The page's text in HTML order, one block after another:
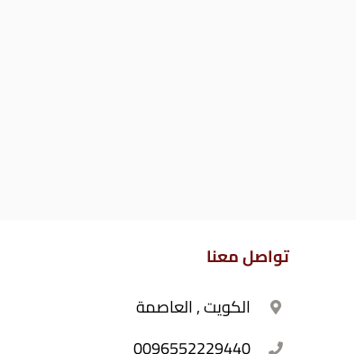
تواصل معنا
الكويت , العاصمة